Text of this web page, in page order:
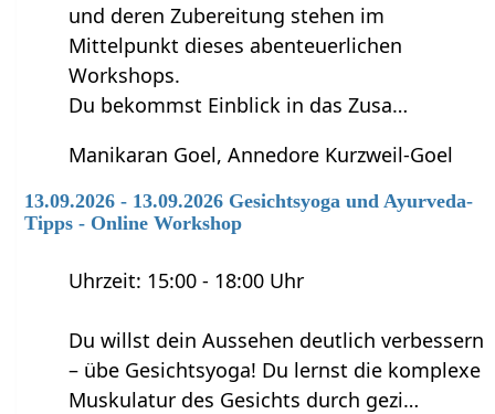
und deren Zubereitung stehen im
Mittelpunkt dieses abenteuerlichen
Workshops.
Du bekommst Einblick in das Zusa…
Manikaran Goel, Annedore Kurzweil-Goel
13.09.2026 - 13.09.2026 Gesichtsyoga und Ayurveda-
Tipps - Online Workshop
Uhrzeit: 15:00 - 18:00 Uhr
Du willst dein Aussehen deutlich verbessern
– übe Gesichtsyoga! Du lernst die komplexe
Muskulatur des Gesichts durch gezi…